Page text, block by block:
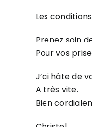
Les
Prenez soin
Pour vos
J’ai hâte de
A très vite.
Bien